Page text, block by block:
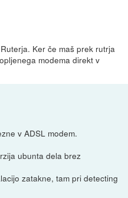
Ker če maš prek rutrja
modema direkt v
v ADSL modem.
ubunta dela brez
zatakne, tam pri detecting